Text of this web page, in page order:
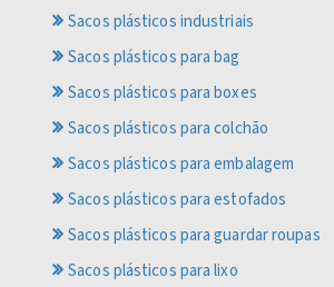
Sacos plásticos industriais
Sacos plásticos para bag
Sacos plásticos para boxes
Sacos plásticos para colchão
Sacos plásticos para embalagem
Sacos plásticos para estofados
Sacos plásticos para guardar roupas
Sacos plásticos para lixo